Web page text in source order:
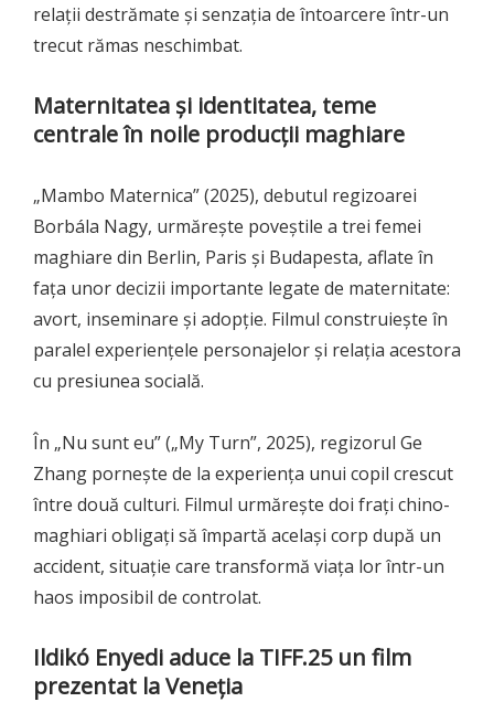
relații destrămate și senzația de întoarcere într-un
trecut rămas neschimbat.
Maternitatea și identitatea, teme
centrale în noile producții maghiare
„Mambo Maternica” (2025), debutul regizoarei
Borbála Nagy, urmărește poveștile a trei femei
maghiare din Berlin, Paris și Budapesta, aflate în
fața unor decizii importante legate de maternitate:
avort, inseminare și adopție. Filmul construiește în
paralel experiențele personajelor și relația acestora
cu presiunea socială.
În „Nu sunt eu” („My Turn”, 2025), regizorul Ge
Zhang pornește de la experiența unui copil crescut
între două culturi. Filmul urmărește doi frați chino-
maghiari obligați să împartă același corp după un
accident, situație care transformă viața lor într-un
haos imposibil de controlat.
Ildikó Enyedi aduce la TIFF.25 un film
prezentat la Veneția